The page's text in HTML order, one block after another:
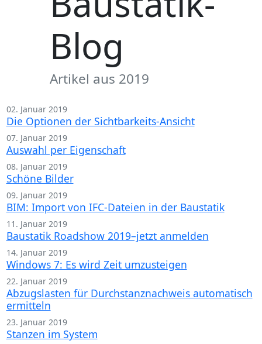
Blog
Artikel aus 2019
02. Januar 2019
Die Optionen der Sichtbarkeits-Ansicht
07. Januar 2019
Auswahl per Eigenschaft
08. Januar 2019
Schöne Bilder
09. Januar 2019
BIM: Import von IFC-Dateien in der Baustatik
11. Januar 2019
Baustatik Roadshow 2019–jetzt anmelden
14. Januar 2019
Windows 7: Es wird Zeit umzusteigen
22. Januar 2019
Abzugslasten für Durchstanznachweis automatisch
ermitteln
23. Januar 2019
Stanzen im System